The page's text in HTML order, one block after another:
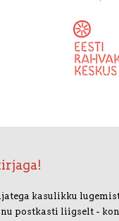
kasulikku
postkasti liigselt -